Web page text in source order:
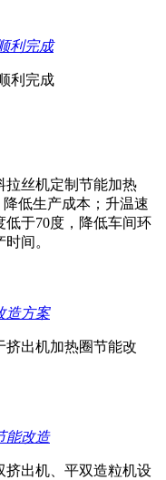
利完成
利完成
拉丝机定制节能加热
低生产成本；升温速
低于70度，降低车间环
间。
造方案
挤出机加热圈节能改
能改造
挤出机、平双造粒机设